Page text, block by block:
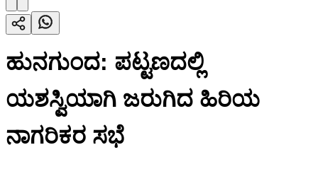
ಹುನಗುಂದ: ಪಟ್ಟಣದಲ್ಲಿ
ಯಶಸ್ವಿಯಾಗಿ ಜರುಗಿದ ಹಿರಿಯ
ನಾಗರಿಕರ ಸಭೆ